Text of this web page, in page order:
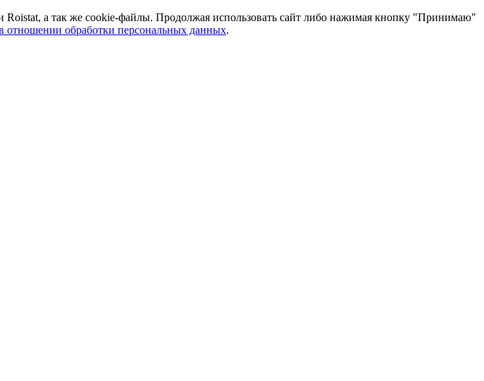
а так же cookie-файлы. Продолжая использовать сайт либо нажимая кнопку "Принимаю"
отношении обработки персональных данных.